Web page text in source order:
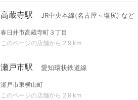
高蔵寺駅 JR中央本線(名古屋～塩尻) など
春日井市高蔵寺町３丁目
このページの店舗から 2.9 km
瀬戸市駅 愛知環状鉄道線
瀬戸市東横山町
このページの店舗から 2.9 km